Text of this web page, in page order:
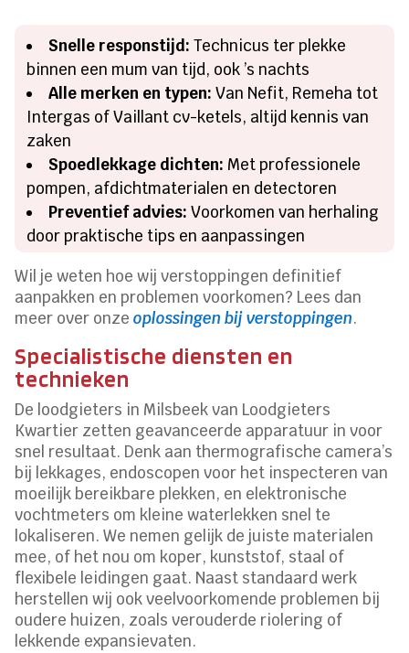
Snelle responstijd: Technicus ter plekke
binnen een mum van tijd, ook ’s nachts
Alle merken en typen: Van Nefit, Remeha tot
Intergas of Vaillant cv-ketels, altijd kennis van
zaken
Spoedlekkage dichten: Met professionele
pompen, afdichtmaterialen en detectoren
Preventief advies: Voorkomen van herhaling
door praktische tips en aanpassingen
Wil je weten hoe wij verstoppingen definitief
aanpakken en problemen voorkomen? Lees dan
meer over onzeoplossingen bij verstoppingen.
Specialistische diensten en
technieken
De loodgieters in Milsbeek van Loodgieters
Kwartier zetten geavanceerde apparatuur in voor
snel resultaat. Denk aan thermografische camera’s
bij lekkages, endoscopen voor het inspecteren van
moeilijk bereikbare plekken, en elektronische
vochtmeters om kleine waterlekken snel te
lokaliseren. We nemen gelijk de juiste materialen
mee, of het nou om koper, kunststof, staal of
flexibele leidingen gaat. Naast standaard werk
herstellen wij ook veelvoorkomende problemen bij
oudere huizen, zoals verouderde riolering of
lekkende expansievaten.